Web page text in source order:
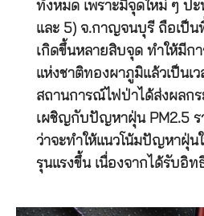
ทั้งหมด เพราะมีจุดใหม่ ๆ ป
และ 5) จ.กาญจนบุรี ถือเป็
เกิดขึ้นหลายสิบจุด ทำให้มีก
แห่งชาติทองผาภูมิแล้วเป็นเ
สถานการณ์ไฟป่าได้ส่งผลก
เผชิญกับปัญหาฝุ่น PM2.5 ร
ว่าจะทำให้แนวโน้มปัญหาฝุ่น
รุนแรงขึ้น เนื่องจากได้รับอิ